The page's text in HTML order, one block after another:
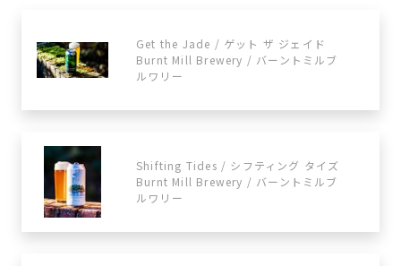
Get the Jade / ゲット ザ ジェイド
Burnt Mill Brewery / バーントミルブ
ルワリー
Shifting Tides / シフティング タイズ
Burnt Mill Brewery / バーントミルブ
ルワリー